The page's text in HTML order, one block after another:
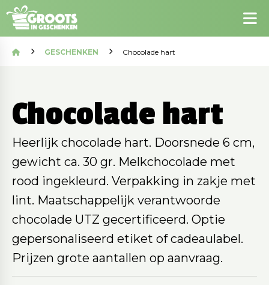
GESCHENKEN Chocolade hart
Chocolade hart
Heerlijk chocolade hart. Doorsnede 6 cm,
gewicht ca. 30 gr. Melkchocolade met
rood ingekleurd. Verpakking in zakje met
lint. Maatschappelijk verantwoorde
chocolade UTZ gecertificeerd. Optie
gepersonaliseerd etiket of cadeaulabel.
Prijzen grote aantallen op aanvraag.